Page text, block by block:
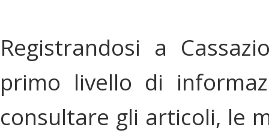
Registrandosi a
primo livello di
consultare gli articoli, le